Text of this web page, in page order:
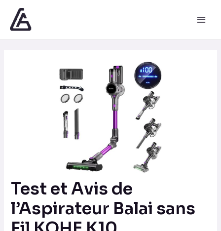
contenu
Test et Avis de
l’Aspirateur Balai sans
des
articles